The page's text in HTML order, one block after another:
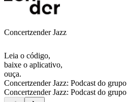
Concertzender Jazz
Leia o código,
baixe o aplicativo,
ouça.
Concertzender Jazz: Podcast do grupo
Concertzender Jazz: Podcast do grupo